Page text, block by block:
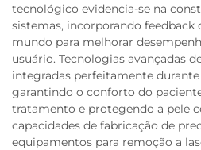
tecnológico evidencia-se na
sistemas, incorporando feedback
mundo para melhorar
usuário. Tecnologias avançadas
integradas perfeitamente
garantindo o conforto do
tratamento e protegendo a pele
capacidades de fabricação de
equipamentos para remoção a